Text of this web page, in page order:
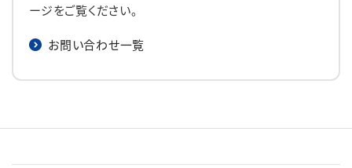
ージをご覧ください。
お問い合わせ一覧